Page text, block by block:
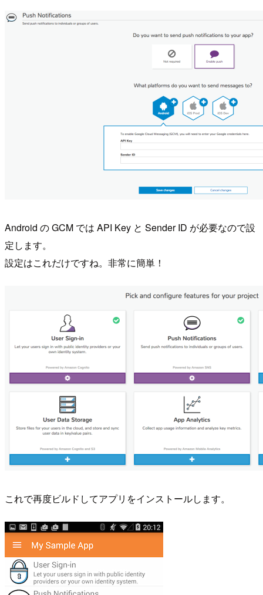
Android の GCM では API Key と Sender ID が必要なので設
定します。
設定はこれだけですね。非常に簡単！
これで再度ビルドしてアプリをインストールします。